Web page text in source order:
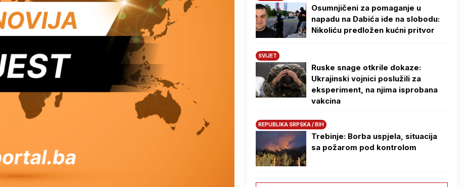
Osumnjičeni za pomaganje u
napadu na Dabića ide na slobodu:
Nikoliću predložen kućni pritvor
SVIJET
Ruske snage otkrile dokaze:
Ukrajinski vojnici poslužili za
eksperiment, na njima isprobana
vakcina
REPUBLIKA SRPSKA / BIH
Trebinje: Borba uspjela, situacija
sa požarom pod kontrolom